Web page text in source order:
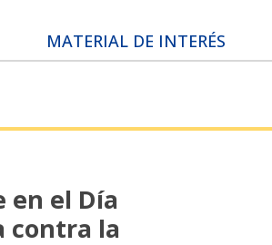
MATERIAL DE INTERÉS
en el Día
contra la